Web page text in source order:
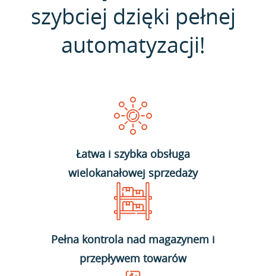
szybciej dzięki pełnej
automatyzacji!
Łatwa i szybka obsługa
wielokanałowej sprzedaży
Pełna kontrola nad magazynem i
przepływem towarów